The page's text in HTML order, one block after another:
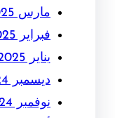
مارس 2025
فبراير 2025
يناير 2025
ديسمبر 2024
نوفمبر 2024